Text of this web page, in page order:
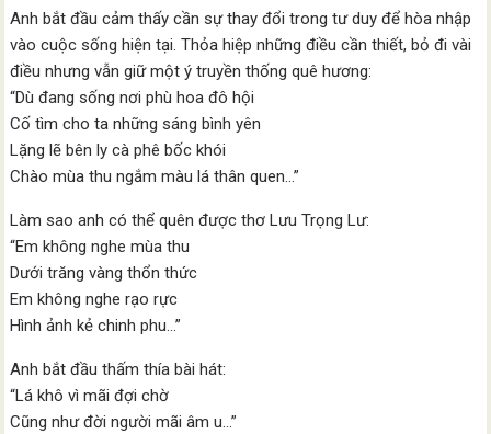
Anh bắt đầu cảm thấy cần sự thay đổi trong tư duy để hòa nhập
vào cuộc sống hiện tại. Thỏa hiệp những điều cần thiết, bỏ đi vài
điều nhưng vẫn giữ một ý truyền thống quê hương:
“Dù đang sống nơi phù hoa đô hội
Cố tìm cho ta những sáng bình yên
Lặng lẽ bên ly cà phê bốc khói
Chào mùa thu ngắm màu lá thân quen…”
Làm sao anh có thể quên được thơ Lưu Trọng Lư:
“Em không nghe mùa thu
Dưới trăng vàng thổn thức
Em không nghe rạo rực
Hình ảnh kẻ chinh phu…”
Anh bắt đầu thấm thía bài hát:
“Lá khô vì mãi đợi chờ
Cũng như đời người mãi âm u…”